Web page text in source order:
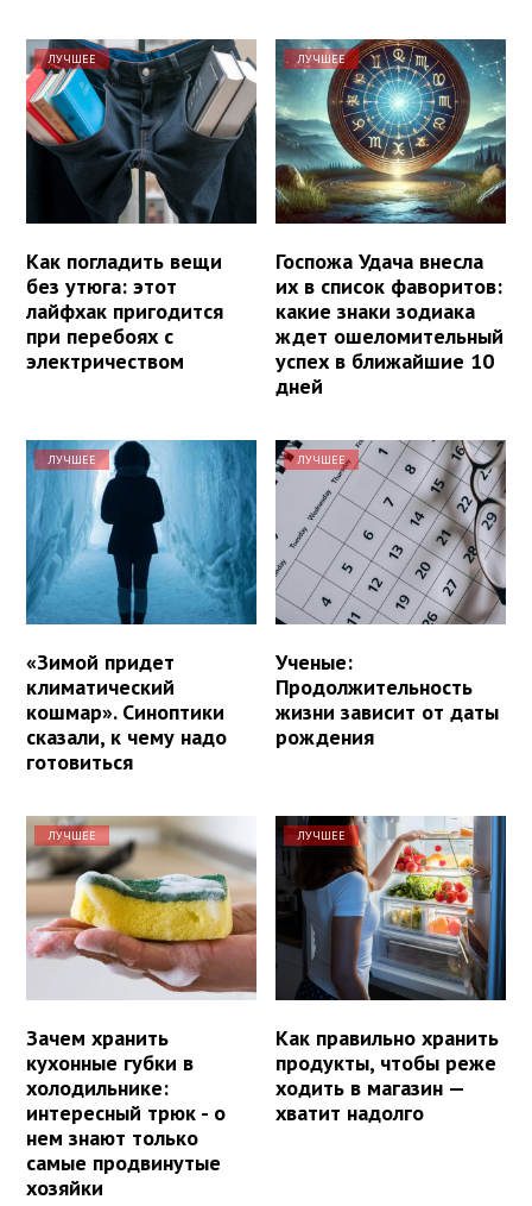
ЛУЧШЕЕ
Как погладить вещи
без утюга: этот
лайфхак пригодится
при перебоях с
электричеством
ЛУЧШЕЕ
Госпожа Удача внесла
их в список фаворитов:
какие знаки зодиака
ждет ошеломительный
успех в ближайшие 10
дней
ЛУЧШЕЕ
«Зимой придет
климатический
кошмар». Синоптики
сказали, к чему надо
готовиться
ЛУЧШЕЕ
Ученые:
Продолжительность
жизни зависит от даты
рождения
ЛУЧШЕЕ
Зачем хранить
кухонные губки в
холодильнике:
интересный трюк - о
нем знают только
самые продвинутые
хозяйки
ЛУЧШЕЕ
Как правильно хранить
продукты, чтобы реже
ходить в магазин —
хватит надолго